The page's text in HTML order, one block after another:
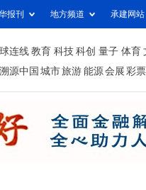
报刊 地方频道 承建网站
连线 教育 科技 科创 量子 体育
溯源中国 城市旅游 能源 会展 彩票